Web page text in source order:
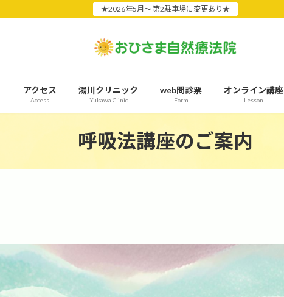
★2026年5月〜 第2駐車場に変更あり★
アクセス
Access
湯川クリニック
Yukawa Clinic
web問診票
Form
オンライン講座
Lesson
呼吸法講座のご案内